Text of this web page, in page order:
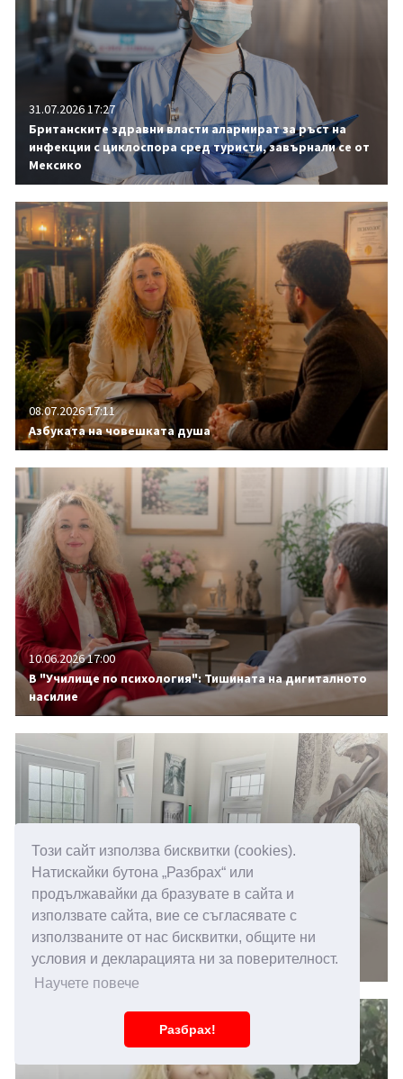
Този сайт използва бисквитки (cookies).
Натискайки бутона „Разбрах“ или
продължавайки да бразувате в сайта и
използвате сайта, вие се съгласявате с
използваните от нас бисквитки, общите ни
условия и декларацията ни за поверителност.
Научете повече
Разбрах!
31.07.2026 17:27
Британските здравни власти алармират за ръст на
инфекции с циклоспора сред туристи, завърнали се от
Мексико
08.07.2026 17:11
Азбуката на човешката душа
10.06.2026 17:00
В "Училище по психология": Тишината на дигиталното
насилие
14.05.2026 15:00
Повишена чувствителност към звуци, какви са
причините